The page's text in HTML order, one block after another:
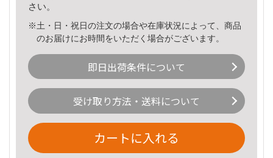
さい。
※土・日・祝日の注文の場合や在庫状況によって、商品
のお届けにお時間をいただく場合がございます。
即日出荷条件について
受け取り方法・送料について
カートに入れる